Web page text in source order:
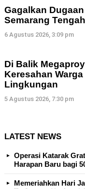
Gagalkan
Semarang
6 Agustus 2026, 3:09 pm
Di Balik
Keresahan
Lingkungan
5 Agustus 2026, 7:30 pm
LATEST NEWS
Operasi Katarak
Harapan Baru bagi
Memeriahkan Hari